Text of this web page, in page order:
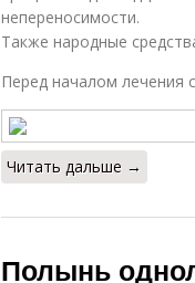
непереносимости.
Также народные
Перед началом лечения
Читать дальше →
Полынь